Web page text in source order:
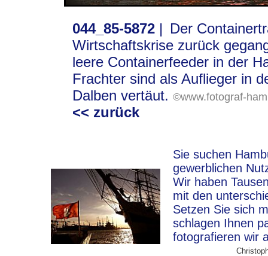
044_85-5872| Der
Wirtschaftskrise zurück
leere Containerfeeder in der
Frachter sind als Auflieger in
Dalben vertäut. ©www.fotograf-
<< zurück
Sie suchen
gewerblichen
Wir haben
mit den
Setzen Sie sich
schlagen Ihnen
fotografieren wir